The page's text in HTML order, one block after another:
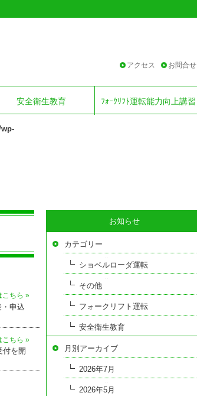
お問合せ
アクセス
安全衛生教育 ﾌｫｰｸﾘﾌﾄ運転能力向上講習
こちら »
申込
こちら »
付を開
お知らせ
カテゴリー
ショベルローダ運転
その他
フォークリフト運転
安全衛生教育
月別アーカイブ
2026年7月
2026年5月